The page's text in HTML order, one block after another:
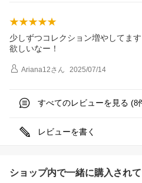
少しずつコレクション増やしてま
欲しいなー！
Ariana12さん 2025/07/14
すべてのレビューを見る (8
レビューを書く
ショップ内で一緒に購入され